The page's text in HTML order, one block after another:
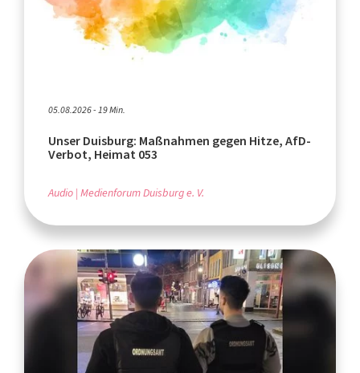
05.08.2026 - 19 Min.
Unser Duisburg: Maßnahmen gegen Hitze, AfD-
Verbot, Heimat 053
Audio Medienforum Duisburg e. V.